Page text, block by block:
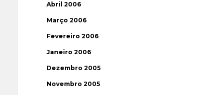
Abril 2006
Março 2006
Fevereiro 2006
Janeiro 2006
Dezembro 2005
Novembro 2005